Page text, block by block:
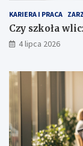
KARIERA I PRACA
Czy szkoła
4 lipca 2026